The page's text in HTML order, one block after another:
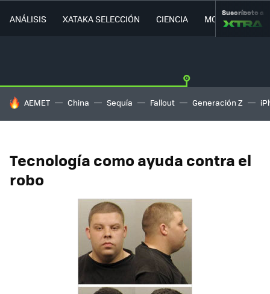
ANÁLISIS XATAKA SELECCIÓN CIENCIA MOVILIDAD
Suscríbete a
HOY SE HABLA DE
AEMET China Sequía Fallout Generación Z
Tecnología como ayuda contra el
robo